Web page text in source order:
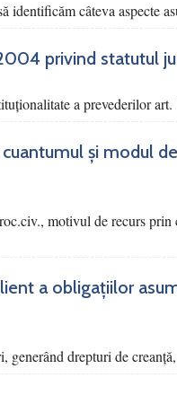
câteva aspecte
privind statutul
a prevederilor art.
și modul
motivul de recurs prin
a obligațiilor
drepturi de